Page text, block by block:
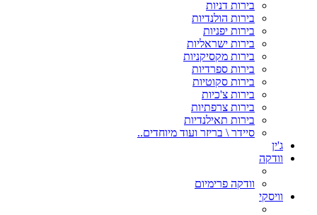
בירות דניות
בירות הולנדיות
בירות יפניות
בירות ישראליות
בירות מקסיקניות
בירות ספרדיות
בירות סקוטיות
בירות צ'כיות
בירות צרפתיות
בירות תאילנדיות
סיידר \ בריזר ועוד מיוחדים..
ג'ין
וודקה
וודקה פרימיום
וויסקי